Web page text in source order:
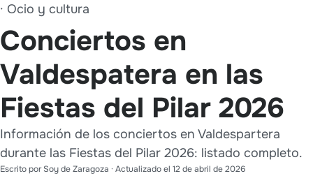
Ocio y cultura
Conciertos en
Valdespatera en las
Fiestas del Pilar 2026
Información de los conciertos en Valdespartera
durante las Fiestas del Pilar 2026: listado completo.
Escrito porSoy de Zaragoza · Actualizado el 12 de abril de 2026